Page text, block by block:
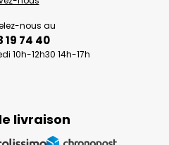
livraison
nous au
19 74 40
10h-12h30 14h-17h